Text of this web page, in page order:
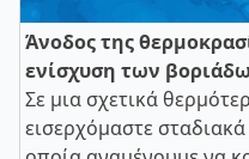
Άνοδος της
ενίσχυση των
Σε μια σχετικά
εισερχόμαστε